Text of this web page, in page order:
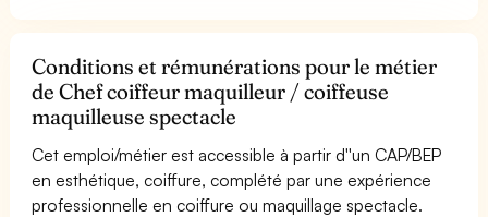
Conditions et rémunérations pour le métier
de Chef coiffeur maquilleur / coiffeuse
maquilleuse spectacle
Cet emploi/métier est accessible à partir d''un CAP/BEP
en esthétique, coiffure, complété par une expérience
professionnelle en coiffure ou maquillage spectacle.